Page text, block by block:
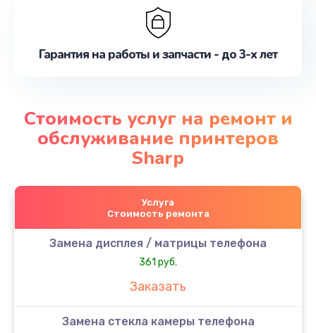
Гарантия на работы и запчасти - до 3-х лет
Стоимость услуг на ремонт и
обслуживание принтеров
Sharp
Услуга
Стоимость ремонта
Замена дисплея / матрицы телефона
361 руб.
Заказать
Замена стекла камеры телефона